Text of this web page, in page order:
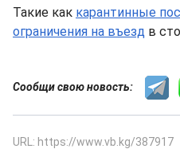
Такие как карантинные
ограничения на въезд в
Сообщи свою новость:
URL: https://www.vb.kg/387917